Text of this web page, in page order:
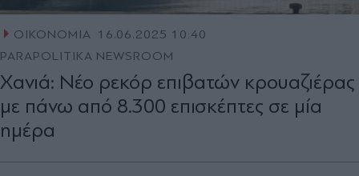
ΟΙΚΟΝΟΜΙΑ 16.06.2025 10:40
PARAPOLITIKA NEWSROOM
Χανιά: Νέο ρεκόρ επιβατών κρουαζιέρας
με πάνω από 8.300 επισκέπτες σε μία
ημέρα